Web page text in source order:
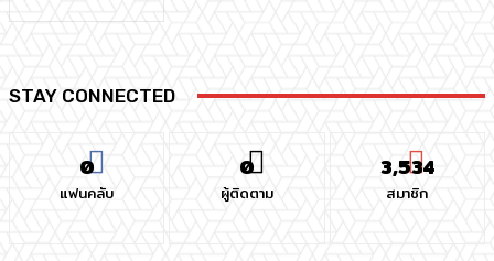
STAY CONNECTED
0
แฟนคลับ
0
ผู้ติดตาม
3,534
สมาชิก